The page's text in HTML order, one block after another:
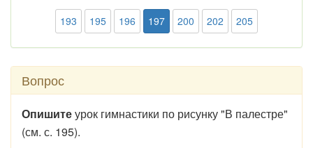
193 195 196 197 200 202 205
Вопрос
Опишитеурок гимнастики по рисунку "В палестре"
(см. с. 195).